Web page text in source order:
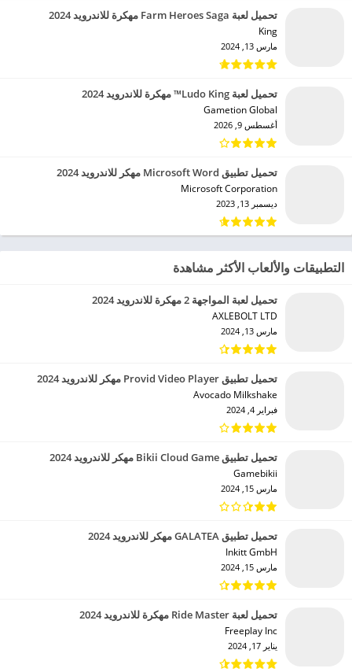
تحميل لعبة Farm Heroes Saga مهكرة للاندرويد 2024
King‏
مارس 13, 2024
تحميل لعبة Ludo King™ مهكرة للاندرويد 2024
Gametion Global‏
أغسطس 9, 2026
تحميل تطبيق Microsoft Word مهكر للاندرويد 2024
Microsoft Corporation‏
ديسمبر 13, 2023
التطبيقات والألعاب الأكثر مشاهدة
تحميل لعبة المواجهة 2 مهكرة للاندرويد 2024
AXLEBOLT LTD‏
مارس 13, 2024
تحميل تطبيق Provid Video Player مهكر للاندرويد 2024
Avocado Milkshake‏
فبراير 4, 2024
تحميل تطبيق Bikii Cloud Game مهكر للاندرويد 2024
Gamebikii‏
مارس 15, 2024
تحميل تطبيق GALATEA مهكر للاندرويد 2024
Inkitt GmbH‏
مارس 15, 2024
تحميل لعبة Ride Master مهكرة للاندرويد 2024
Freeplay Inc‏
يناير 17, 2024